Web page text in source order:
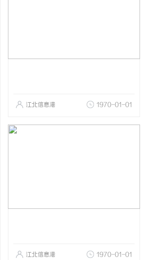
江北信息港 1970-01-01
江北信息港 1970-01-01